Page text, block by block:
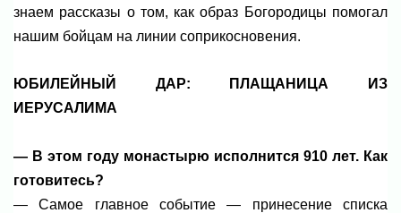
знаем рассказы о том, как образ Богородицы помогал
нашим бойцам на линии соприкосновения.
ЮБИЛЕЙНЫЙ ДАР: ПЛАЩАНИЦА ИЗ
ИЕРУСАЛИМА
— В этом году монастырю исполнится 910 лет. Как
готовитесь?
— Самое главное событие — принесение списка